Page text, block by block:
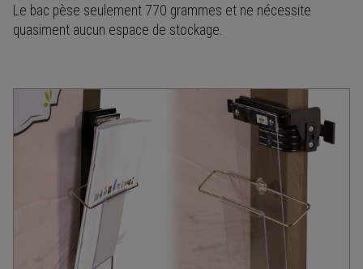
Le bac pèse seulement 770 grammes et ne nécessite
quasiment aucun espace de stockage.